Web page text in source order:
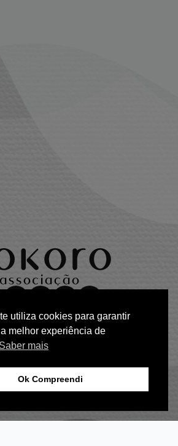
Sem Fins Lucrativos
Kokoro
provider.pt
e Condições de Venda
utiliza cookies para garantir
melhor experiência de
Saber mais
Ok Compreendi